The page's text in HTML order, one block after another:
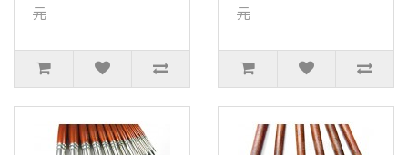
元
元